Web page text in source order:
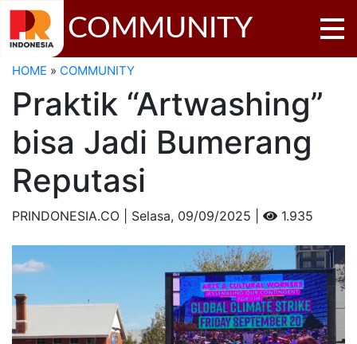
COMMUNITY
HOME » COMMUNITY
Praktik “Artwashing”
bisa Jadi Bumerang
Reputasi
PRINDONESIA.CO | Selasa, 09/09/2025 | 1.935